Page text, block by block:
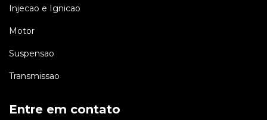
Injecao e Ignicao
Motor
Suspensao
Transmissao
Entre em contato